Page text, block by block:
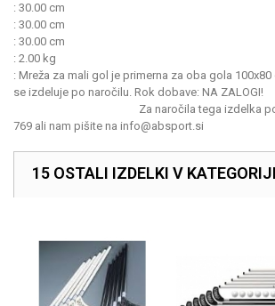
: 30.00 cm
: 30.00 cm
: 30.00 cm
: 2.00 kg
: Mreža za mali gol je primerna za oba gola 100x80
se izdeluje po naročilu. Rok dobave: NA ZALOGI!
Za naročila tega izdelka
769 ali nam pišite na info@absport.si
15 OSTALI IZDELKI V